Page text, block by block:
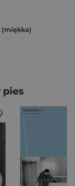
(miękka)
pies